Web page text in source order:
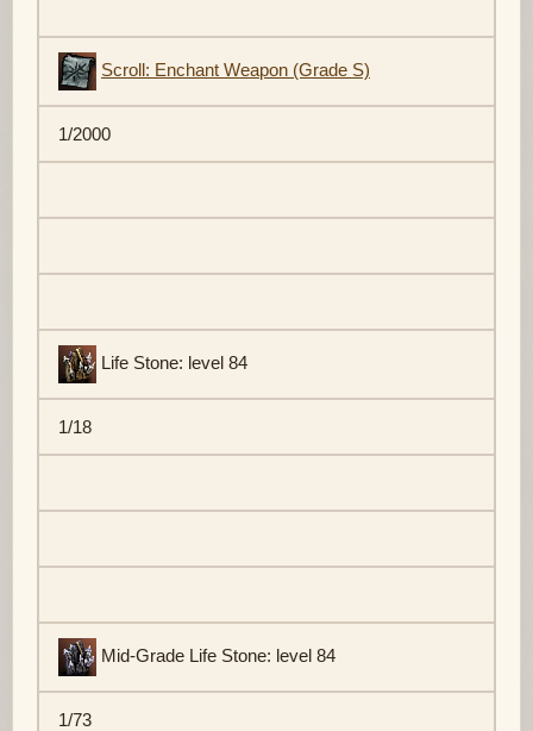
Scroll: Enchant Weapon (Grade S)
1/2000
Life Stone: level 84
1/18
Mid-Grade Life Stone: level 84
1/73